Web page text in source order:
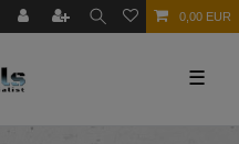
0,00 EUR
☰